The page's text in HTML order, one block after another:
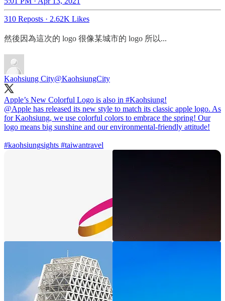
310 Reposts · 2.62K Likes
然後因為這次的 logo 很像某城市的 logo 所以...
Kaohsiung City@KaohsiungCity
Apple’s New Colorful Logo is also in #Kaohsiung
@Apple has released its new style to match its classic apple logo. As
for Kaohsiung, we use colorful colors to embrace the spring! Our
logo means big sunshine and our environmental-friendly attitude!
#kaohsiungsights #taiwantravel